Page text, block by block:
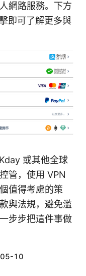
網路服務。下方
即可了解更多與
或其他全球
管，使用 VPN
值得考慮的策
與法規，避免濫
步步把這件事做
10